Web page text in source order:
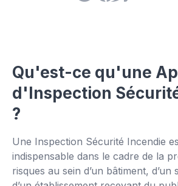
👆
Qu'est-ce qu'une
d'Inspection
?
Une Inspection Sécurité Incendie
indispensable dans le cadre de la
risques au sein d’un bâtiment, d’un